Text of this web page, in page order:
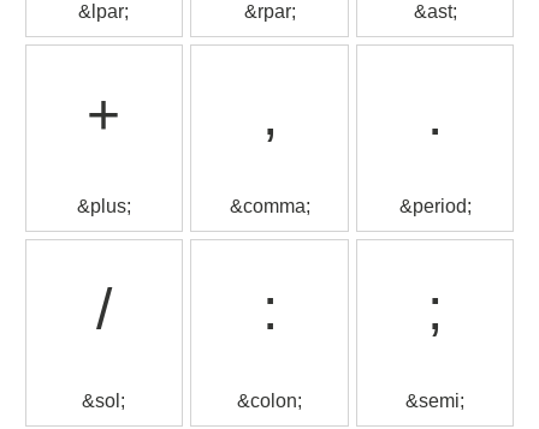
&lpar; &rpar; &ast;
+
&plus;
,
&comma;
.
&period;
/
&sol;
:
&colon;
;
&semi;